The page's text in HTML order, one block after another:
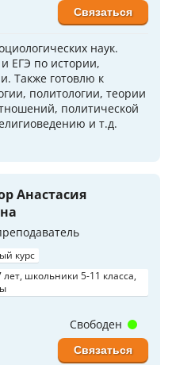
наук.
ЕГЭ по истории,
Также готовлю к
политологии, теории
политической
и т.д.
Связаться
Анастасия
курс
лет, школьники 5-11 класса,
Свободен
Связаться